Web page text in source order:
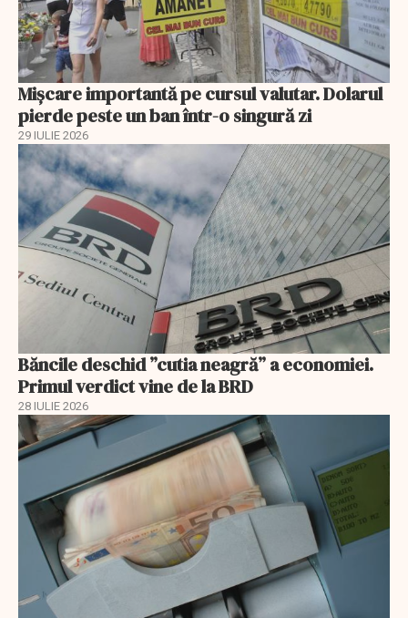
Mișcare importantă pe cursul valutar. Dolarul
pierde peste un ban într-o singură zi
29 IULIE 2026
Băncile deschid ”cutia neagră” a economiei.
Primul verdict vine de la BRD
28 IULIE 2026